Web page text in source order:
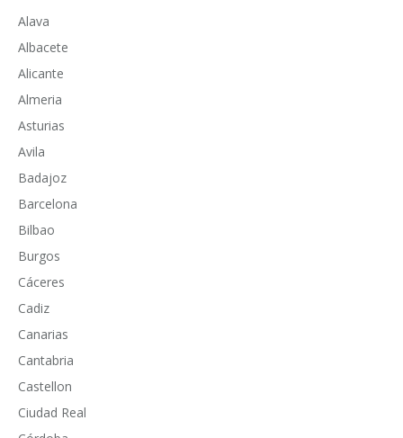
Alava
Albacete
Alicante
Almeria
Asturias
Avila
Badajoz
Barcelona
Bilbao
Burgos
Cáceres
Cadiz
Canarias
Cantabria
Castellon
Ciudad Real